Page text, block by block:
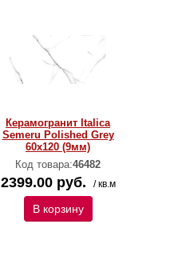
Керамогранит Italica
Semeru Polished Grey
60х120 (9мм)
Код товара:46482
2399.00 руб. / кв.м
В корзину